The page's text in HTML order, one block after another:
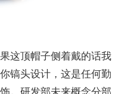
这顶帽子侧着戴的话我
镐头设计，这是任何勤